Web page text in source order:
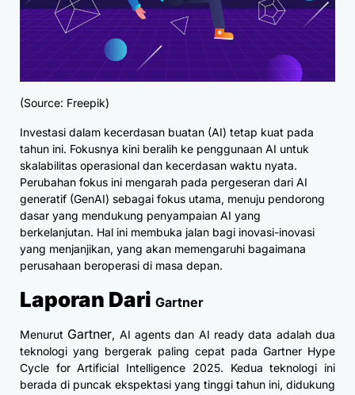
(Source: Freepik)
Investasi dalam kecerdasan buatan (AI) tetap kuat pada
tahun ini. Fokusnya kini beralih ke penggunaan AI untuk
skalabilitas operasional dan kecerdasan waktu nyata.
Perubahan fokus ini mengarah pada pergeseran dari AI
generatif (GenAI) sebagai fokus utama, menuju pendorong
dasar yang mendukung penyampaian AI yang
berkelanjutan. Hal ini membuka jalan bagi inovasi-inovasi
yang menjanjikan, yang akan memengaruhi bagaimana
perusahaan beroperasi di masa depan.
Laporan Dari Gartner
Menurut Gartner, AI agents dan AI ready data adalah dua
teknologi yang bergerak paling cepat pada Gartner Hype
Cycle for Artificial Intelligence 2025. Kedua teknologi ini
berada di puncak ekspektasi yang tinggi tahun ini, didukung